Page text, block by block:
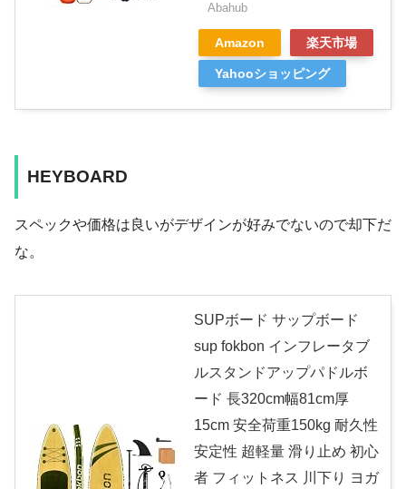
Abahub
Amazon 楽天市場
Yahooショッピング
HEYBOARD
スペックや価格は良いがデザインが好みでないので却下だ
な。
SUPボード サップボード
sup fokbon インフレータブ
ルスタンドアップパドルボ
ード 長320cm幅81cm厚
15cm 安全荷重150kg 耐久性
安定性 超軽量 滑り止め 初心
者 フィットネス 川下り ヨガ